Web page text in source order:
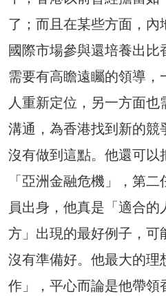
了；而且在某些方面，內
國際市場參與還培養出比
需要有高瞻遠矚的領導，
人重新定位，另一方面
溝通，為香港找到新的競
沒有做到這點。他還可以
「亞洲金融危機」，第
員出身，他真是「適合
方」出現的最好例子，可
沒有準備好。他最大的理
作」，平心而論是他帶領